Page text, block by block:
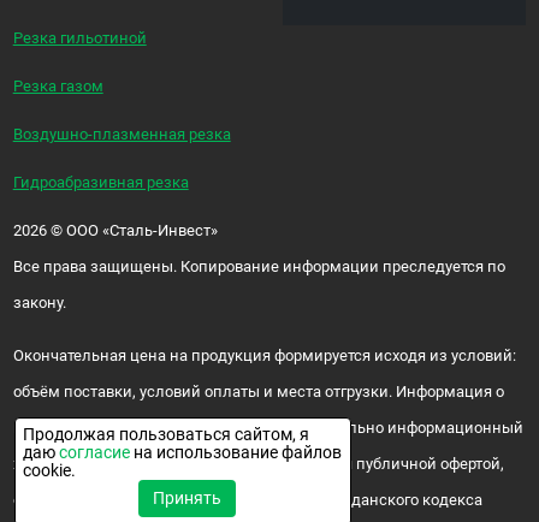
Резка гильотиной
Резка газом
Воздушно-плазменная резка
Гидроабразивная резка
2026 ©ООО «Сталь-Инвест»
Все права защищены. Копирование информации преследуется по
закону.
Окончательная цена на продукция формируется исходя из условий:
объём поставки, условий оплаты и места отгрузки. Информация о
цене и наличии продукции носит исключительно информационный
характер и ни при каких условиях не является публичной офертой,
определяемой положениями ч. 2 ст. 437 Гражданского кодекса
Продолжая пользоваться сайтом, я
даюсогласие на использование файлов
cookie.
Принять